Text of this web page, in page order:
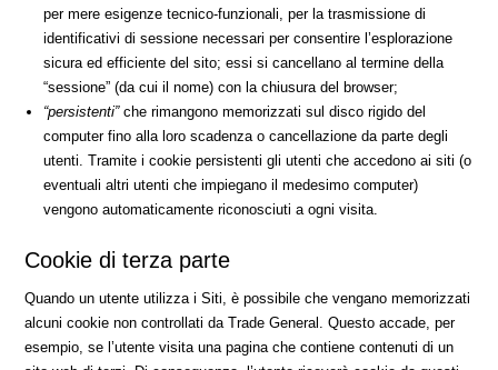
per mere esigenze tecnico-funzionali, per la trasmissione di
identificativi di sessione necessari per consentire l’esplorazione
sicura ed efficiente del sito; essi si cancellano al termine della
“sessione” (da cui il nome) con la chiusura del browser;
“persistenti”che rimangono memorizzati sul disco rigido del
computer fino alla loro scadenza o cancellazione da parte degli
utenti. Tramite i cookie persistenti gli utenti che accedono ai siti (o
eventuali altri utenti che impiegano il medesimo computer)
vengono automaticamente riconosciuti a ogni visita.
Cookie di terza parte
Quando un utente utilizza i Siti, è possibile che vengano memorizzati
alcuni cookie non controllati da Trade General. Questo accade, per
esempio, se l’utente visita una pagina che contiene contenuti di un